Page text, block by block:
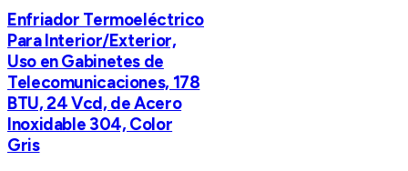
Enfriador Termoeléctrico
Para Interior/Exterior,
Uso en Gabinetes de
Telecomunicaciones, 178
BTU, 24 Vcd, de Acero
Inoxidable 304, Color
Gris